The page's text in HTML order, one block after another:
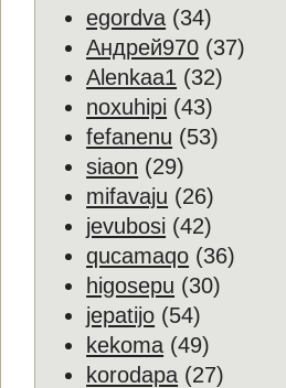
egordva (34)
Андрей970 (37)
Alenkaa1 (32)
noxuhipi (43)
fefanenu (53)
siaon (29)
mifavaju (26)
jevubosi (42)
qucamaqo (36)
higosepu (30)
jepatijo (54)
kekoma (49)
korodapa (27)